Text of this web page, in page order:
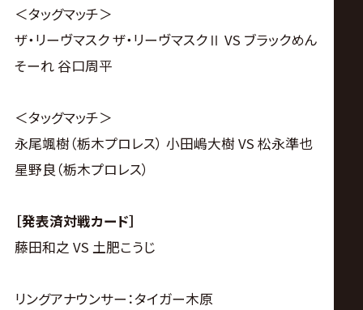
＜タッグマッチ＞
ザ・リーヴマスク ザ・リーヴマスクⅡ VS ブラックめん
そーれ 谷口周平
＜タッグマッチ＞
永尾颯樹（栃木プロレス） 小田嶋大樹 VS 松永準也
星野良（栃木プロレス）
［発表済対戦カード］
藤田和之 VS 土肥こうじ
リングアナウンサー：タイガー木原